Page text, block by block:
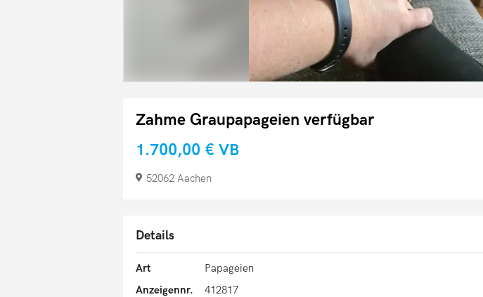
Zahme Graupapageien verfügbar
1.700,00 € VB
52062 Aachen
Details
Art
Papageien
Anzeigennr.
412817